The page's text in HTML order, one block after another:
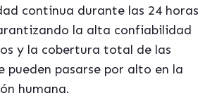
continua durante las 24 horas
la alta confiabilidad
y la cobertura total de las
pueden pasarse por alto en la
humana.